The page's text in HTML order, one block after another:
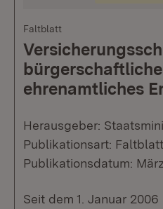
Faltblatt
ehrenamtliches
Herausgeber:
Publikationsart: Faltblatt
Publikationsdatum:
Seit dem 1. Januar